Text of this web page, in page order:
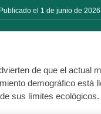
Publicado el 1 de junio de 2026
de que el actual
demográfico está
sus límites ecológicos.